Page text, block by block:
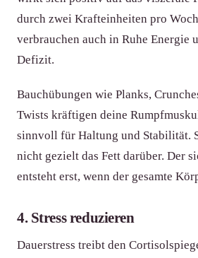
durch zwei Krafteinheiten pro
verbrauchen auch in Ruhe Energie
Defizit.
Bauchübungen wie Planks,
Twists kräftigen deine
sinnvoll für Haltung und Stabilität.
nicht gezielt das Fett darüber. Der
entsteht erst, wenn der gesamte
4. Stress reduzieren
Dauerstress treibt den